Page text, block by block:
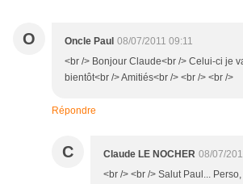
O Oncle Paul 08/07/2011 09:11
<br /> Bonjour Claude<br /> Celui-ci je
bientôt<br /> Amitiés<br /> <br /> <br />
Répondre
C Claude LE NOCHER 08/07/
<br /> <br /> Salut Paul...